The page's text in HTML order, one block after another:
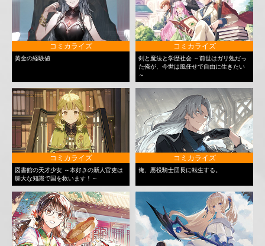
コミカライズ
黄金の経験値
コミカライズ
剣と魔法と学歴社会 ～前世はガリ勉だっ
た俺が、今世は風任せで自由に生きたい
～
コミカライズ
図書館の天才少女 ～本好きの新人官吏は
膨大な知識で国を救います！～
コミカライズ
俺、悪役騎士団長に転生する。